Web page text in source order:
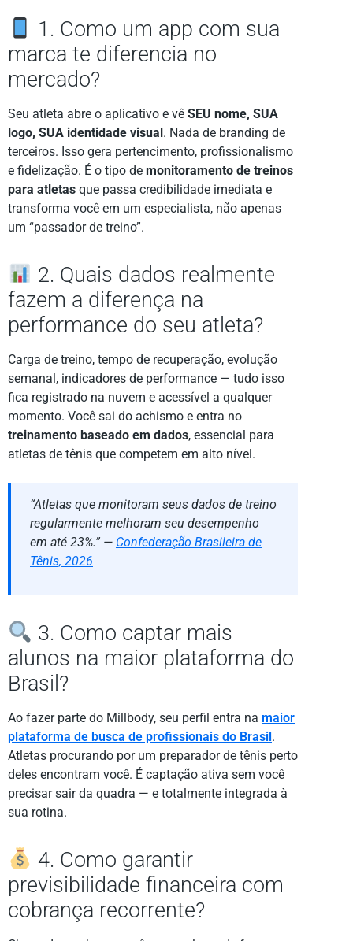
1. Como um app com sua
marca te diferencia no
mercado?
Seu atleta abre o aplicativo e vê SEU nome, SUA
logo, SUA identidade visual . Nada de branding de
terceiros. Isso gera pertencimento, profissionalismo
e fidelização. É o tipo de monitoramento de treinos
para atletas que passa credibilidade imediata e
transforma você em um especialista, não apenas
um “passador de treino”.
2. Quais dados realmente
fazem a diferença na
performance do seu atleta?
Carga de treino, tempo de recuperação, evolução
semanal, indicadores de performance — tudo isso
fica registrado na nuvem e acessível a qualquer
momento. Você sai do achismo e entra no
treinamento baseado em dados, essencial para
atletas de tênis que competem em alto nível.
“Atletas que monitoram seus dados de treino
regularmente melhoram seu desempenho
em até 23%.” — Confederação Brasileira de
Tênis, 2026
3. Como captar mais
alunos na maior plataforma do
Brasil?
Ao fazer parte do Millbody, seu perfil entra na maior
plataforma de busca de profissionais do Brasil.
Atletas procurando por um preparador de tênis perto
deles encontram você. É captação ativa sem você
precisar sair da quadra — e totalmente integrada à
sua rotina.
4. Como garantir
previsibilidade financeira com
cobrança recorrente?